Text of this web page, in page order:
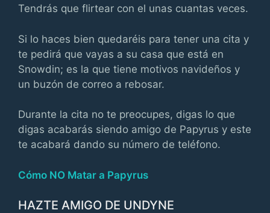
Tendrás que flirtear con el unas cuantas veces.
Si lo haces bien quedaréis para tener una cita y
te pedirá que vayas a su casa que está en
Snowdin; es la que tiene motivos navideños y
un buzón de correo a rebosar.
Durante la cita no te preocupes, digas lo que
digas acabarás siendo amigo de Papyrus y este
te acabará dando su número de teléfono.
Cómo NO Matar a Papyrus
HAZTE AMIGO DE UNDYNE